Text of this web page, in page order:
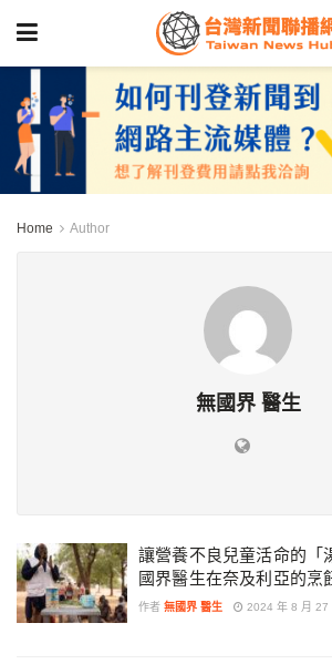
Home Author
無國界 醫生
讓營養不良兒童活命的「
國界醫生在奈及利亞的烹
作者 無國界 醫生 2024 年 8 月 27